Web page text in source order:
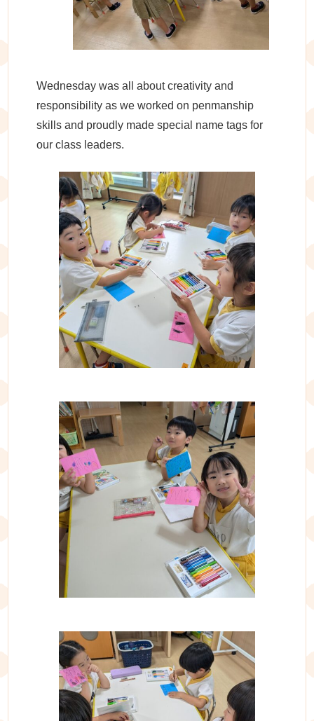
Wednesday was all about creativity and
responsibility as we worked on penmanship
skills and proudly made special name tags for
our class leaders.